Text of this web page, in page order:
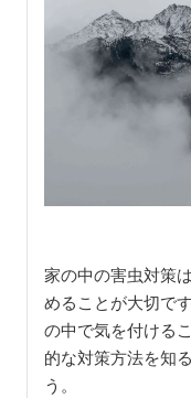
家の中の害虫対策
めることが大切で
の中で気を付ける
的な対策方法を知
う。